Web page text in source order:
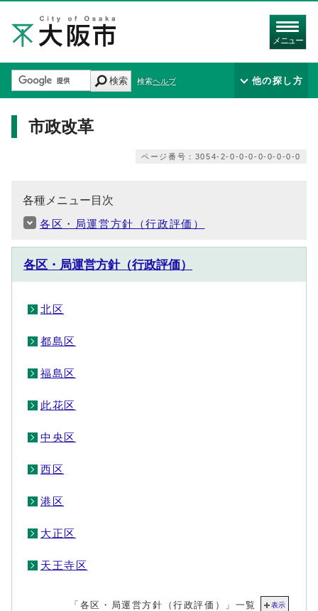
メニュー
検索 検索ヘルプ 他の探し方
市政改革
ページ番号：3054-2-0-0-0-0-0-0-0-0
各種メニュー目次
各区・局運営方針（行政評価）
各区・局運営方針（行政評価）
北区
都島区
福島区
此花区
中央区
西区
港区
大正区
天王寺区
「各区・局運営方針（行政評価）」一覧 表示